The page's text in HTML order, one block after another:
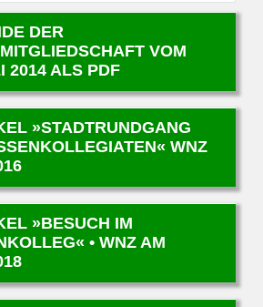
DER
VOM
2014 ALS PDF
»STADTRUNDGANG
WNZ
»BESUCH IM
• WNZ AM